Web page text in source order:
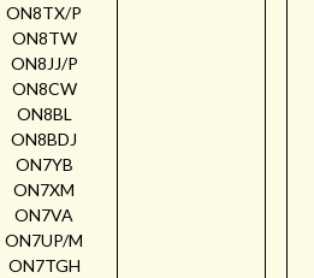
ON8TX/P
ON8TW
ON8JJ/P
ON8CW
ON8BL
ON8BDJ
ON7YB
ON7XM
ON7VA
ON7UP/M
ON7TGH